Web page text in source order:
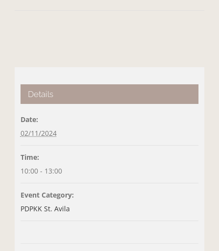
Details
Date:
02/11/2024
Time:
10:00 - 13:00
Event Category:
PDPKK St. Avila